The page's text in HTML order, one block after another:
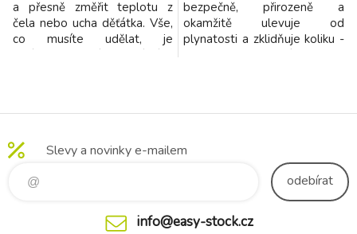
a přesně změřit teplotu z
čela nebo ucha děťátka. Vše,
co musíte udělat, je
teplotu, i když děťátko spí.
obrazovce můžete výsledky
bezpečně, přirozeně a
okamžitě ulevuje od
plynatosti a zklidňuje koliku -
Vynalezeno lékaři. - Klinicky
- Bez nutnosti požití kapek či
Slevy a novinky e-mailem
odebírat
info@easy-stock.cz